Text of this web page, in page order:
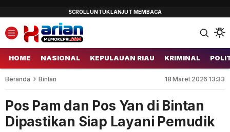
HOME NASIONAL KEPULAUAN RIAU KRIMINAL
Beranda Bintan 18 Maret 2026 13:33
Pos Pam dan Pos Yan di Bintan
Dipastikan Siap Layani Pemudik